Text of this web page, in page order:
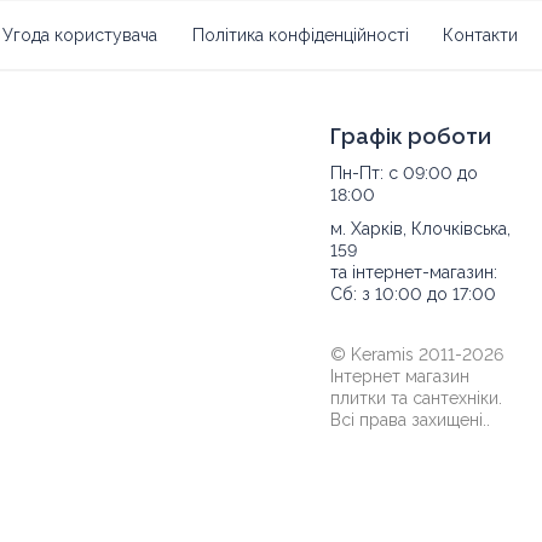
зовнішні фактори. Механічні дії не
в розкішному дизайні плитки. Фахівці
контрастної колірної гами в білих і
ар-нуво, де стане основою для створення
Угода користувача Політика конфіденційності Контакти
Графік роботи
Пн-Пт: с 09:00 до
18:00
м. Харків, Клочківська,
159
та інтернет-магазин:
Сб: з 10:00 до 17:00
© Keramis 2011-2026
Інтернет магазин
плитки та сантехніки.
Всі права захищені..